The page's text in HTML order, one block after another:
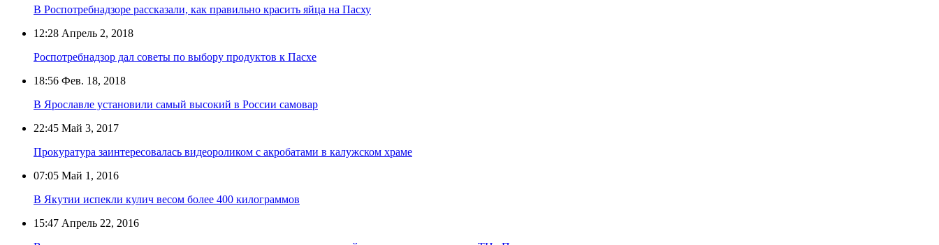
В Роспотребнадзоре рассказали, как правильно красить яйца на Пасху
12:28 Апрель 2, 2018
Роспотребнадзор дал советы по выбору продуктов к Пасхе
18:56 Фев. 18, 2018
В Ярославле установили самый высокий в России самовар
22:45 Май 3, 2017
Прокуратура заинтересовалась видеороликом с акробатами в калужском храме
07:05 Май 1, 2016
В Якутии испекли кулич весом более 400 килограммов
15:47 Апрель 22, 2016